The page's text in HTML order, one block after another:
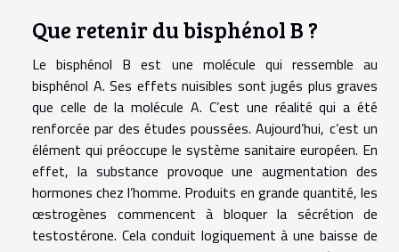
Que retenir du bisphénol B ?
Le bisphénol B est une molécule qui ressemble au
bisphénol A. Ses effets nuisibles sont jugés plus graves
que celle de la molécule A. C’est une réalité qui a été
renforcée par des études poussées. Aujourd’hui, c’est un
élément qui préoccupe le système sanitaire européen. En
effet, la substance provoque une augmentation des
hormones chez l’homme. Produits en grande quantité, les
œstrogènes commencent à bloquer la sécrétion de
testostérone. Cela conduit logiquement à une baisse de